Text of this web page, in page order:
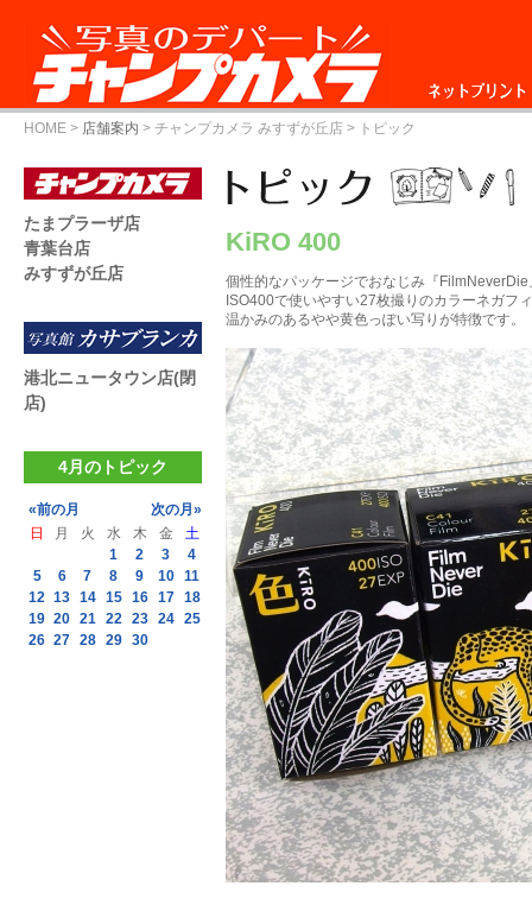
ネットプリント
HOME > 店舗案内 > チャンプカメラ みすずが丘店 > トピック
KiRO 400
個性的なパッケージでおなじみ『FilmNeverDie
ISO400で使いやすい27枚撮りのカラーネガフ
温かみのあるやや黄色っぽい写りが特徴です。
たまプラーザ店
青葉台店
みすずが丘店
港北ニュータウン店(閉
店)
4月のトピック
«前の月
次の月»
日
月 火 水 木 金
土
1
2 3
4
5
6 7 8 9 10
11
12 13 14 15 16 17 18
19 20 21 22 23 24 25
26 27 28 29 30